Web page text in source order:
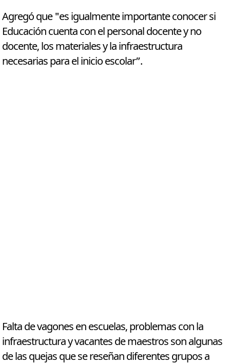
Agregó que "es igualmente importante conocer si
Educación cuenta con el personal docente y no
docente, los materiales y la infraestructura
necesarias para el inicio escolar”.
Falta de vagones en escuelas, problemas con la
infraestructura y vacantes de maestros son algunas
de las quejas que se reseñan diferentes grupos a